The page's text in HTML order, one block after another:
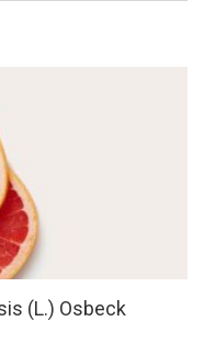
(L.) Osbeck